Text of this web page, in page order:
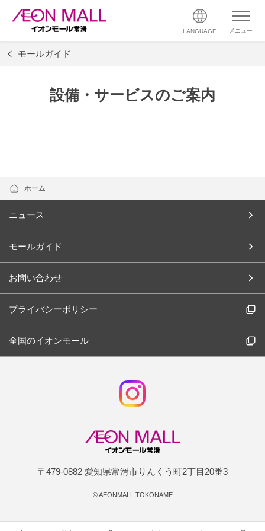
LANGUAGE メニュー
モールガイド
設備・サービスのご案内
ホーム
ニュース
モールガイド
お問い合わせ
プライバシーポリシー
全国のイオンモール
〒479-0882 愛知県常滑市りんくう町2丁目20番3
©AEONMALL TOKONAME